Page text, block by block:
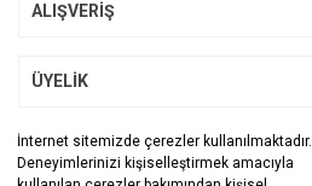
İnternet sitemizde çerezler kullanılmaktadır.
Deneyimlerinizi kişiselleştirmek amacıyla
ALIŞVERİŞ
ÜYELİK
BİZİ TAKİP EDİN